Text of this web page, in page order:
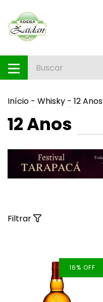
Início - Whisky - 12 Anos
12 Anos
Filtrar
16% OFF